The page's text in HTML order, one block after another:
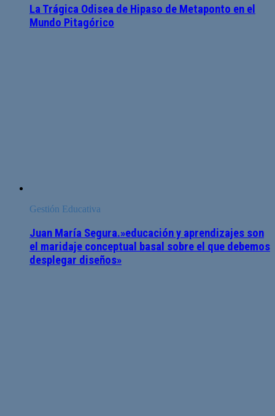
La Trágica Odisea de Hipaso de Metaponto en el
Mundo Pitagórico
Gestión Educativa
Juan María Segura.»educación y aprendizajes son
el maridaje conceptual basal sobre el que debemos
desplegar diseños»